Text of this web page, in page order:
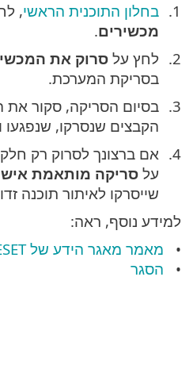
בחלון התוכנית הראשי,
מכשירים.
לחץ על סרוק את
בסריקת המערכת.
בסיום הסריקה, סקור את
הקבצים שנסרקו, שנפגעו
אם ברצונך לסרוק רק
על סריקה מותאמת
שייסרקו לאיתור תוכנה
למידע נוסף, ראה:
מאמר מאגר הידע של ESET
הסגר